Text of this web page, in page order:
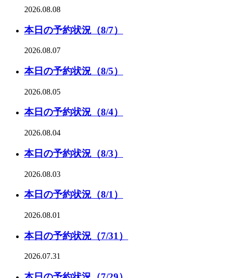
2026.08.08
本日の予約状況（8/7）
2026.08.07
本日の予約状況（8/5）
2026.08.05
本日の予約状況（8/4）
2026.08.04
本日の予約状況（8/3）
2026.08.03
本日の予約状況（8/1）
2026.08.01
本日の予約状況（7/31）
2026.07.31